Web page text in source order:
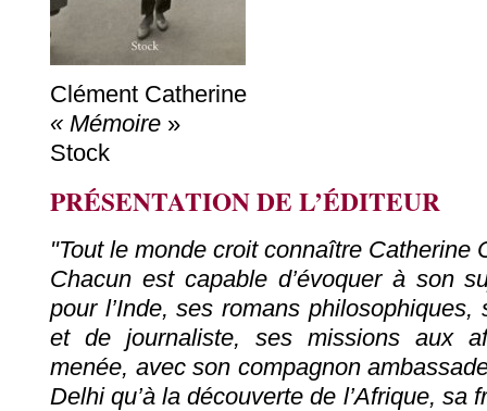
Clément Catherine
« Mémoire »
Stock
PRÉSENTATION DE L’ÉDITEUR
"Tout le monde croit connaître Catherine
Chacun est capable d’évoquer à son
pour l’Inde, ses romans philosophiques,
et de journaliste, ses missions aux
menée, avec son compagnon
Delhi qu’à la découverte de l’Afrique, sa